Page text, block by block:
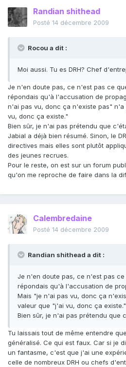
Randian shithead
Posté 14 décembre 2009
Rocou a dit :
Moi aussi. Tu es DRH? Chef
Je n'en doute pas, ce n'est pas ce
répondais qu'à l'accusation de
n'ai pas vu, donc ça n'existe pas" n'a
vu, donc ça existe."
Bien sûr, je n'ai pas prétendu que
Jabial a déjà bien résumé. Sinon, le
directives mais elles sont plutôt
des jeunes recrues.
Pour le reste, on est sur un forum
qu'on me reproche de faire dans la
Calembredaine
Posté 14 décembre 2009
Randian shithead a dit :
Je n'en doute pas, ce n'est pas
répondais qu'à l'accusation de
Mais "je n'ai pas vu, donc ça
valeur que "j'ai vu, donc ça existe."
Bien sûr, je n'ai pas prétendu que
Tu laissais tout de même entendre
généralisé. Ce qui est faux. Car si je
un fantasme, c'est que j'ai une
celle de nombreux DRH ou chefs